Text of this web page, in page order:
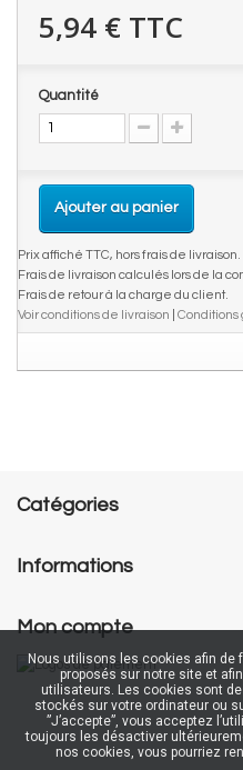
5,94 € TTC
Quantité
Ajouter au panier
Prix affiché TTC, hors frais de livraison.
Frais de livraison calculés lors de la
Frais de retour à la charge du client.
Voir conditions de livraison
Catégories
Informations
Mon compte
Nous utilisons les cookies afin
proposés sur notre site et
utilisateurs. Les cookies sont
stockés sur votre ordinateur ou
”J’accepte”, vous acceptez
toujours les désactiver
nos cookies, vous pourriez